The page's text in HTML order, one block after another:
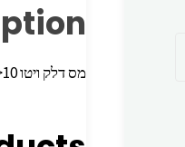
מס דלק ויטו 10<03,ספרינטר